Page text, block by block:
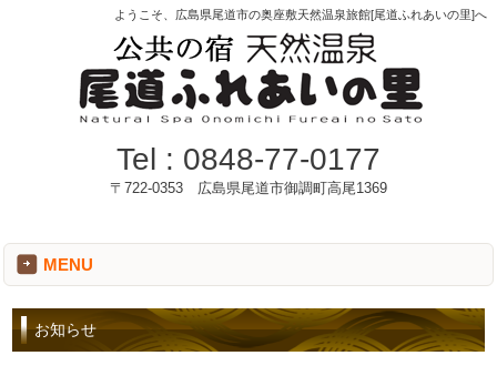
ようこそ、広島県尾道市の奥座敷天然温泉旅館[尾道ふれあいの里]へ
Tel : 0848-77-0177
〒722-0353 広島県尾道市御調町高尾1369
MENU
お知らせ